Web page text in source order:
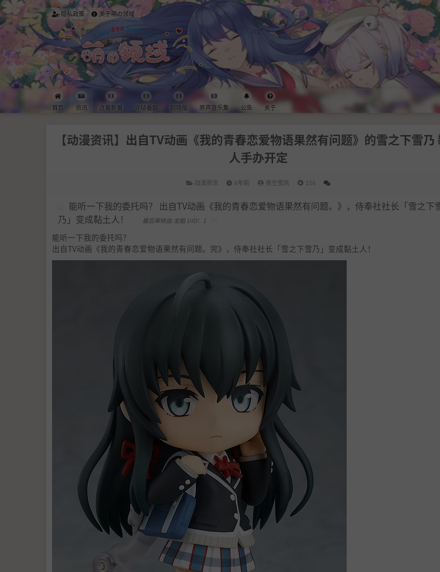
隐私政策 关于萌の领域
首页 资讯 连载新番 完结番剧 剧场版 原声音乐集 公告 关于
【动漫资讯】出自TV动画《我的青春恋爱物语果然有问题》的雪之下雪乃
人手办开定
动漫资讯 6年前 夜空雪凤 156
能听一下我的委托吗？ 出自TV动画《我的青春恋爱物语果然有问题。》，侍奉社社长「雪之下
乃」变成黏土人！
最后审核由 龙姐 UID：1
能听一下我的委托吗？
出自TV动画《我的青春恋爱物语果然有问题。完》，侍奉社社长「雪之下雪乃」变成黏土人！